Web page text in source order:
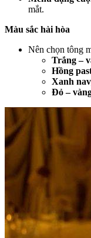
mắt.
Màu sắc hài hòa
Nên chọn tông
Trắng –
Hồng
Xanh
Đỏ –